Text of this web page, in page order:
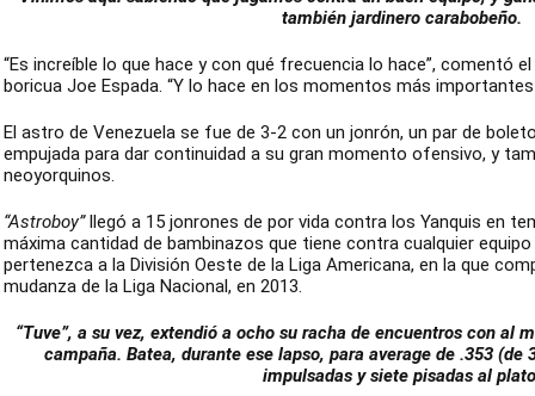
también jardinero carabobeño.
“Es increíble lo que hace y con qué frecuencia lo hace”, comentó
boricua Joe Espada. “Y lo hace en los momentos más
El astro de Venezuela se fue de 3-2 con un jonrón, un par de
empujada para dar continuidad a su gran momento ofensivo, y
neoyorquinos.
“Astroboy”llegó a 15 jonrones de por vida contra los Yanquis en
máxima cantidad de bambinazos que tiene contra cualquier
pertenezca a la División Oeste de la Liga Americana, en la que
mudanza de la Liga Nacional, en 2013.
“Tuve”, a su vez, extendió a ocho su racha de encuentros con al
campaña. Batea, durante ese lapso, para average de .353 (de
impulsadas y siete pisadas al